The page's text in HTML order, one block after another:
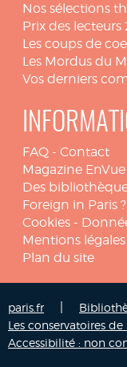
Nos sélections
Prix des lecteurs
Les coups de
Les Mordus du
Vos derniers
FAQ - Contact
Magazine EnVue
Des
Foreign in Paris ?
Cookies -
Mentions légales
Plan du site
paris.fr
Les conservatoires
Accessibilité : non